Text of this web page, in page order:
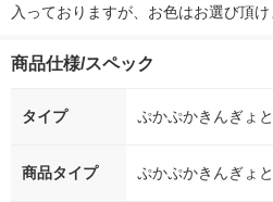
入っておりますが、お色はお選び頂け
商品仕様/スペック
タイプ ぷかぷかきんぎょ
商品タイプ ぷかぷかきんぎょ